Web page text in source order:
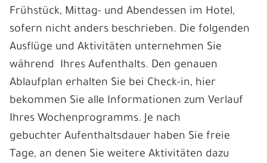
Frühstück, Mittag- und Abendessen im Hotel,
sofern nicht anders beschrieben. Die folgenden
Ausflüge und Aktivitäten unternehmen Sie
während Ihres Aufenthalts. Den genauen
Ablaufplan erhalten Sie bei Check-in, hier
bekommen Sie alle Informationen zum Verlauf
Ihres Wochenprogramms. Je nach
gebuchter Aufenthaltsdauer haben Sie freie
Tage, an denen Sie weitere Aktivitäten dazu